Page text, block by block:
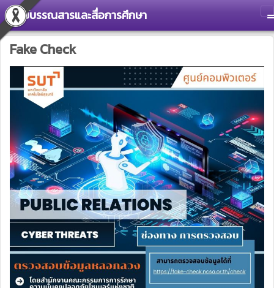
ศูนย์บรรณสารและสื่อการศึกษา
Fake Check